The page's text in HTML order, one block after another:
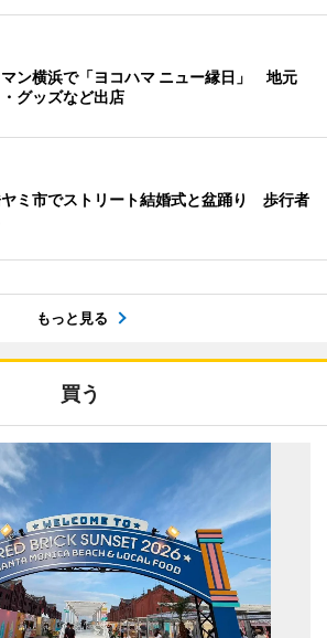
ン横浜で「ヨコハマ ニュー縁日」 地元
グッズなど出店
ミ市でストリート結婚式と盆踊り 歩行者
もっと見る
買う